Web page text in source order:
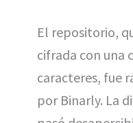
El repositorio,
cifrada con una
caracteres, fue
por Binarly. La